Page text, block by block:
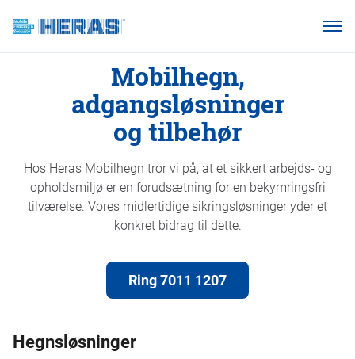
Hvorfor Heras Mobilhegn?
Produkter
Om os
Mobilhegn,
adgangsløsninger
og tilbehør
Hos Heras Mobilhegn tror vi på, at et sikkert arbejds- og
opholdsmiljø er en forudsætning for en bekymringsfri
tilværelse. Vores midlertidige sikringsløsninger yder et
konkret bidrag til dette.
Ring 7011 1207
Hegnsløsninger